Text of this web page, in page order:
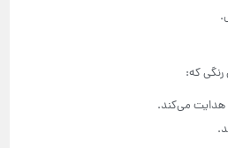
که:
هدایت می‌کند.